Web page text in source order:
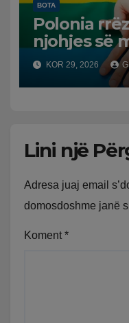
BOTA
Polonia
njohjes së
njëjtit seks
KOR 29, 2026
Lini një
Adresa juaj email
domosdoshme janë
Koment *